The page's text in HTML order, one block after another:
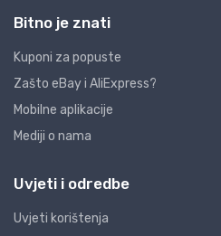
Bitno je znati
Kuponi za popuste
Zašto eBay i AliExpress?
Mobilne aplikacije
Mediji o nama
Uvjeti i odredbe
Uvjeti korištenja